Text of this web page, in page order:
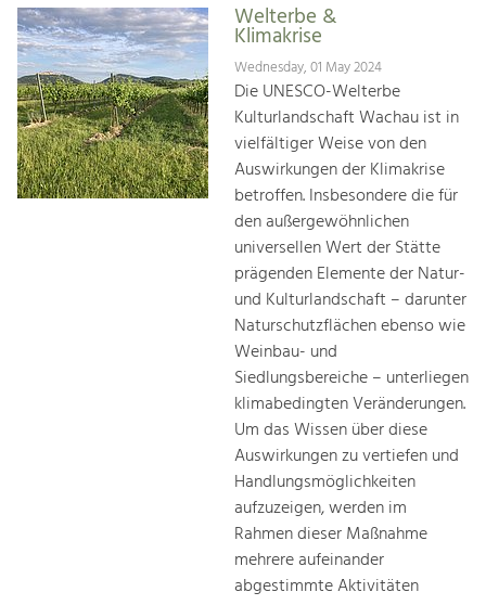
Welterbe &
Klimakrise
Wednesday, 01 May 2024
Die UNESCO-Welterbe
Kulturlandschaft Wachau ist in
vielfältiger Weise von den
Auswirkungen der Klimakrise
betroffen. Insbesondere die für
den außergewöhnlichen
universellen Wert der Stätte
prägenden Elemente der Natur-
und Kulturlandschaft – darunter
Naturschutzflächen ebenso wie
Weinbau- und
Siedlungsbereiche – unterliegen
klimabedingten Veränderungen.
Um das Wissen über diese
Auswirkungen zu vertiefen und
Handlungsmöglichkeiten
aufzuzeigen, werden im
Rahmen dieser Maßnahme
mehrere aufeinander
abgestimmte Aktivitäten